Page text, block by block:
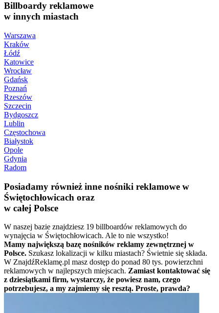
Billboardy reklamowe
w innych miastach
Warszawa
Kraków
Łódź
Katowice
Wrocław
Gdańsk
Poznań
Rzeszów
Szczecin
Bydgoszcz
Lublin
Częstochowa
Białystok
Opole
Gdynia
Radom
Posiadamy również inne nośniki reklamowe w
Świętochłowicach oraz
w całej Polsce
W naszej bazie znajdziesz 19 billboardów reklamowych do
wynajęcia w Świętochłowicach. Ale to nie wszystko!
Mamy największą bazę nośników reklamy zewnętrznej w
Polsce. Szukasz lokalizacji w kilku miastach? Świetnie się składa.
W ZnajdźReklamę.pl masz dostęp do ponad 80 tys. powierzchni
reklamowych w najlepszych miejscach. Zamiast kontaktować się
z dziesiątkami firm, wystarczy, że powiesz nam, czego
potrzebujesz, a my zajmiemy się resztą. Proste, prawda?